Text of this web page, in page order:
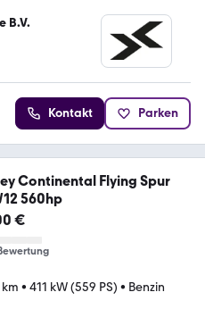
B.V.
Kontakt Parken
Continental Flying Spur
560hp
€
km • 411 kW (559 PS) • Benzin